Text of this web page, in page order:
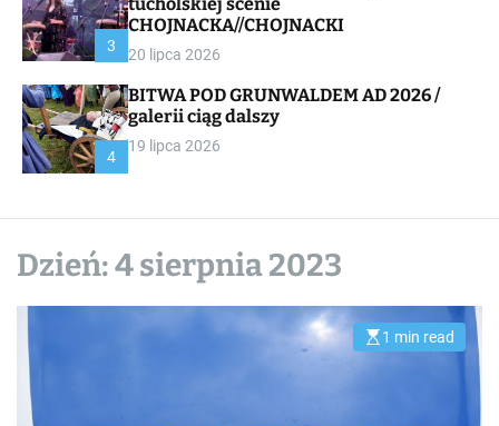
3
CHOJNACKA//CHOJNACKI
20 lipca 2026
4
BITWA POD GRUNWALDEM AD 2026 /
galerii ciąg dalszy
19 lipca 2026
Dzień:4 sierpnia 2023
E
1 min read